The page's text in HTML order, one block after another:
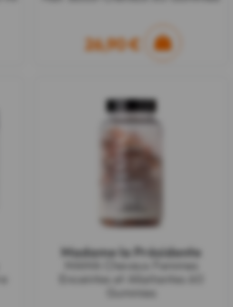
26,90 €
Madame la Présidente
Enceintes et Allaitantes 60
Gummies